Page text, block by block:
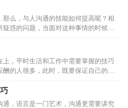
无论
书来获取你没有经历过的经验并不断积
实的语言和文字基础。 多看 所谓
以及通过看电视、看电影、看报纸、
息，为沟通冷场时找话茬…
么，与人沟通的技能如何提高呢？相
惑的问题，当面对这种事情的时候，
朋友来说是非常尴尬的事情。具体的
觉知：不只是沟通才需要觉知，一切都
了事，如不想造成无可弥补的伤害时，
这就是一种觉知。2、承认我错了：承
、改善与转化沟通的问题，就一句：
恨，化解掉多少年打不开的死结，让…
，平时生活和工作中需要掌握的技巧
的人很多，此时，既要保证自己的语
门学问。下面，我们来看看应酬时的
一句含蓄的语言能使双方在笑声中相互
通，语言是一门艺术，沟通更需要讲究